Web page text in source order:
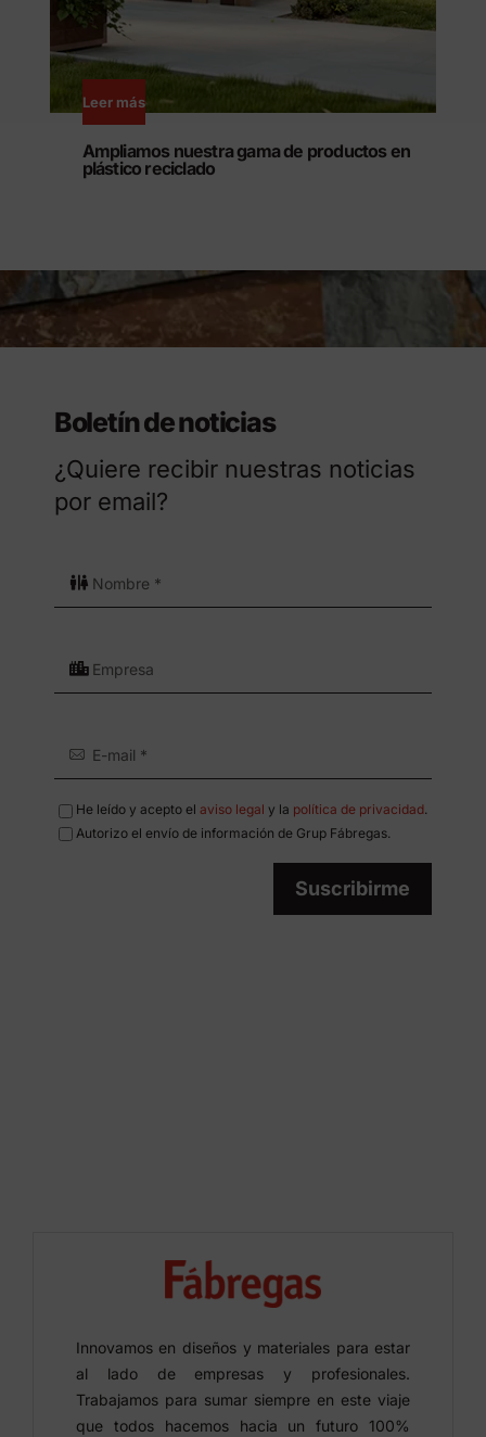
Leer más
Ampliamos nuestra gama de productos en
plástico reciclado
Boletín de noticias
¿Quiere recibir nuestras noticias
por email?
He leído y acepto el aviso legal y la política de privacidad.
Autorizo el envío de información de Grup Fábregas.
Suscribirme
Innovamos en diseños y materiales para estar
al lado de empresas y profesionales.
Trabajamos para sumar siempre en este viaje
que todos hacemos hacia un futuro 100%